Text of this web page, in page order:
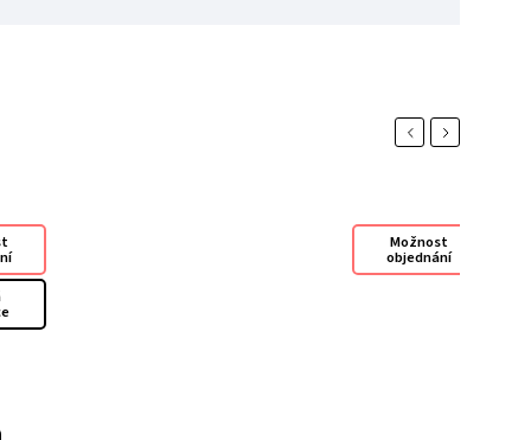
Previous
Možnost
objednání
Next